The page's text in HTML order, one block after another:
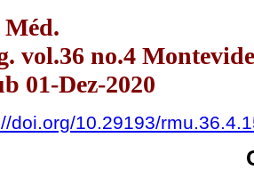
Méd.
vol.36 no.4
01-Dez-2020
doi.org/10.29193/